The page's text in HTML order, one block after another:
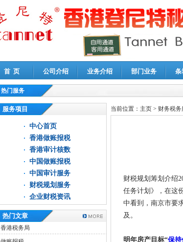
首 页 公司介绍 业务介绍 部门业务 条
热门服务
高新技术企业认定审计|企业所得税汇算清缴申报鉴证
服务项目
中心首页
香港做账报税
香港审计核数
中国做账报税
中国审计服务
财税规划服务
企业财税资讯
热门文章
香港税务局
当前位置： 主页 > 财务税务
财税规划筹划介绍
任务计划》，在这
中看到，南京市要
及。
明年房产目标“保持